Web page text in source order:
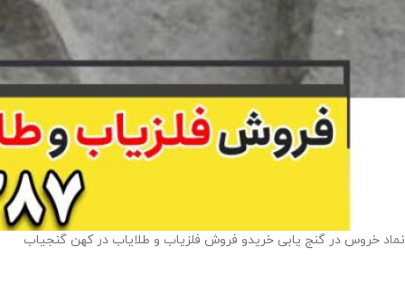
نماد خروس در گنج یابی خریدو فروش فلزیاب و طلایاب در کهن گنجیاب